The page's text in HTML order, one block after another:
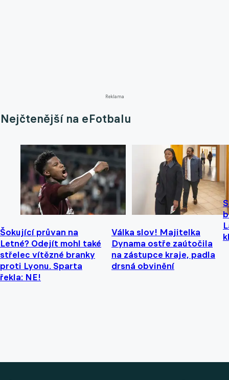
Reklama
Nejčtenější na eFotbalu
Šokující průvan na
Letné? Odejít mohl také
střelec vítězné branky
proti Lyonu. Sparta
řekla: NE!
Válka slov! Majitelka
Dynama ostře zaútočila
na zástupce kraje, padla
drsná obvinění